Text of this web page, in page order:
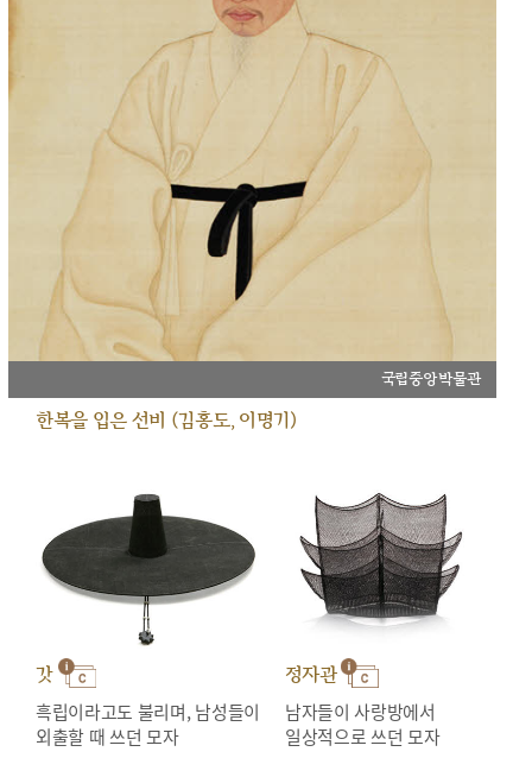
국립중앙박물관
한복을 입은 선비 (김홍도, 이명기)
갓
흑립이라고도 불리며, 남성들이
외출할 때 쓰던 모자
정자관
남자들이 사랑방에서
일상적으로 쓰던 모자